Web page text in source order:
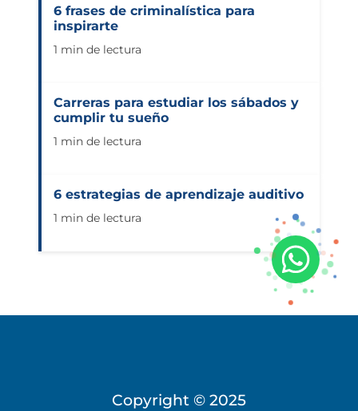
6 frases de criminalística para
inspirarte
1 min de lectura
Carreras para estudiar los sábados y
cumplir tu sueño
1 min de lectura
6 estrategias de aprendizaje auditivo
1 min de lectura
Copyright © 2025